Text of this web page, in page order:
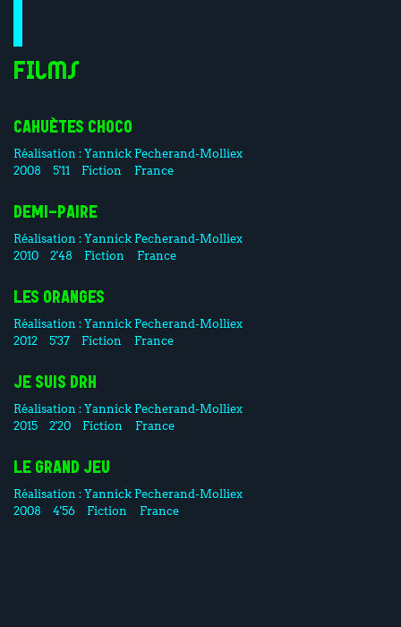
Films
CAHUÈTES CHOCO
Réalisation :Yannick Pecherand-Molliex
2008
5'11 Fiction France
DEMI-PAIRE
Réalisation :Yannick Pecherand-Molliex
2010
2'48 Fiction France
LES ORANGES
Réalisation :Yannick Pecherand-Molliex
2012
5'37 Fiction France
JE SUIS DRH
Réalisation :Yannick Pecherand-Molliex
2015
2'20 Fiction France
LE GRAND JEU
Réalisation :Yannick Pecherand-Molliex
2008
4'56 Fiction France